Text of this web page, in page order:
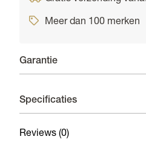
Meer dan 100 merken
Garantie
fabricagefouten aan het
Specificaties
Materiaal band
Reviews (0)